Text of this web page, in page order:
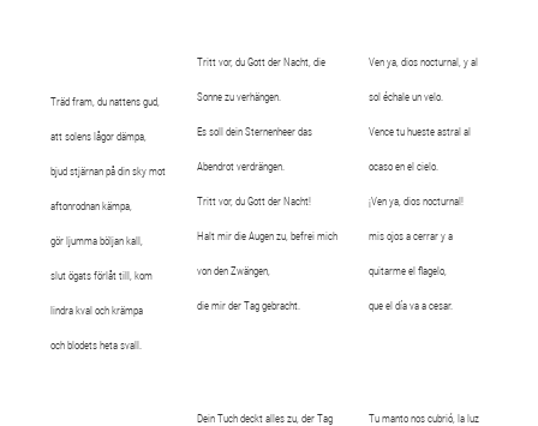
Träd fram, du nattens gud,
att solens lågor dämpa,
bjud stjärnan på din sky mot
aftonrodnan kämpa,
gör ljumma böljan kall,
slut ögats förlåt till, kom
lindra kval och krämpa
och blodets heta svall.
Tritt vor, du Gott der Nacht, die
Sonne zu verhängen.
Es soll dein Sternenheer das
Abendrot verdrängen.
Tritt vor, du Gott der Nacht!
Halt mir die Augen zu, befrei mich
von den Zwängen,
die mir der Tag gebracht.
Dein Tuch deckt alles zu, der Tag
Ven ya, dios nocturnal, y al
sol échale un velo.
Vence tu hueste astral al
ocaso en el cielo.
¡Ven ya, dios nocturnal!
mis ojos a cerrar y a
quitarme el flagelo,
que el día va a cesar.
Tu manto nos cubrió, la luz